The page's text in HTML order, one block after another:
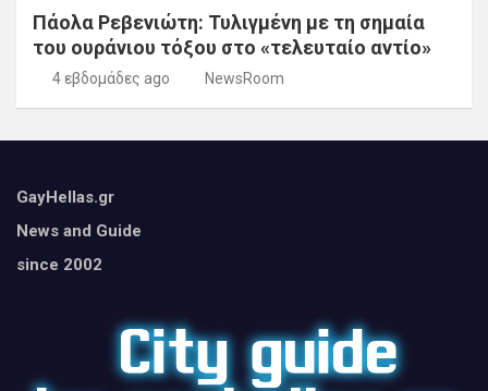
Πάολα Ρεβενιώτη: Τυλιγμένη με τη σημαία
του ουράνιου τόξου στο «τελευταίο αντίο»
4 εβδομάδες ago NewsRoom
GayHellas.gr
News and Guide
since 2002